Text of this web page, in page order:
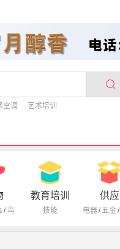
空调 艺术培训
/ 鸟
教育培训
技能
供应
电器/五金/